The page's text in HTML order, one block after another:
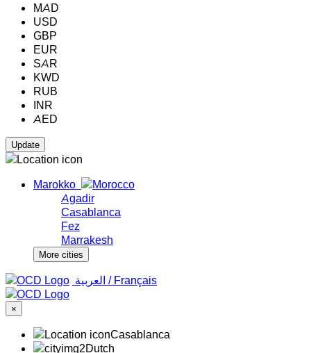
MAD
USD
GBP
EUR
SAR
KWD
RUB
INR
AED
Marokko
Agadir
Casablanca
Fez
Marrakesh
More cities
‏العربية ‏ / Français
×
Casablanca
Dutch